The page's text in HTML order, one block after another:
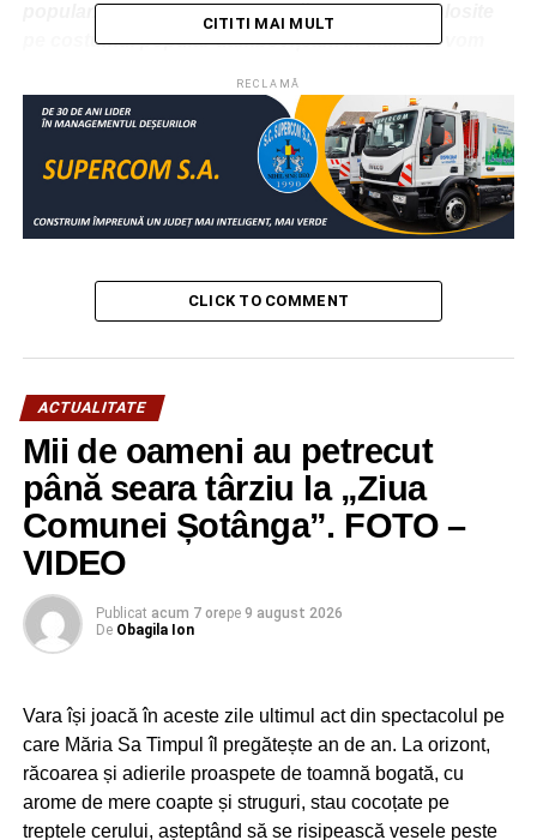
popular. A patra zi va fi dedicată simbolisticii folosite
pe costumul popular dâmbovițean. În ultima zi vom
populare specifice zonei Munteniei: hora, sârba,
călușarii”, a precizat Iuliana Bor – referent cultural,
citată de MediaFluxDb.
Urmărește Incomod Media și pe Google News
Haideți să-l ajutăm pe Eduard să revină acasă, la
contează!
NU RATAȚI
Concert simfonic în aer liber la Târgoviște.
Intrarea este liberă
CITITI MAI MULT
RECLAMĂ
CLICK TO COMMENT
ACTUALITATE
Mii de oameni au petrecut
până seara târziu la „Ziua
Comunei Șotânga”. FOTO –
VIDEO
Publicat acum 7 orepe 9 august 2026
De Obagila Ion
Vara își joacă în aceste zile ultimul act din spectacolul pe
care Măria Sa Timpul îl pregătește an de an. La orizont,
răcoarea și adierile proaspete de toamnă bogată, cu
arome de mere coapte și struguri, stau cocoțate pe
treptele cerului, așteptând să se risipească vesele peste